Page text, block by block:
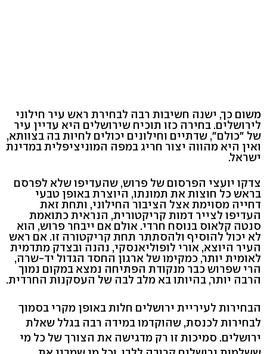
משום כך, ישנה חשיבות רבה לבחירת ראש עיר חילוני
לירושלים. בחירה כזו תוכיח שירושלים היא עדיין עיר
של "כולם", שדתיים וחילונים יכולים לחיות בה בצוותא,
ואין היא מהווה יצור חריג במפה המוניציפלית במדינת
ישראל.
צדקו יועצי הפרסום של פרוש, שהעדיפו שלא לפרסם
בראש כל חוצות את תמונתו, היוצרת באופן טבעי
דחייה מסוימת אצל הציבור החילוני, ותחת זאת
העדיפו לצייר דמות קריקטורית, הנראית כתואמת
סנטה קלאוס בנוסח חרדי. אולם אם ייבחר פרוש, הוא
לא יכול להוסיף ולהסתתר תחת קריקטורה זו. אם ראש
העיר היוצא, אורי לופוליאנסקי, נהנה ובצדק מתדמית
לאומית יותר, כמקימו של ארגון החסד הגדול יד-שרה,
הרי שפרוש כבר מנקודת הפתיחה נמצא במקום נמוך
הרבה יותר, בהיותו בא מלב לבה של העסקנות החרדית.
הבחירות לעיריית ירושלים חלות באופן מקרי בסמוך
לבחירות לכנסת, שהוקדמו במידה רבה בגלל שאלת
ירושלים. סמיכות זו רק מדגישה את הצורך של כל מי